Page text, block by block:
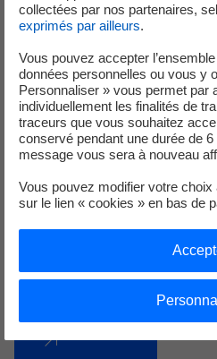
Prochaine
Le mix de fourniture 2025 sera
septembre/octobre 2026.
Open Data
Vous pouvez télécharger ces
historique plus profond sur le
Accédez au site
nouvel onglet
collectées par nos partenaires,
exprimés par ailleurs.
Vous pouvez accepter
données personnelles ou vous y
Personnaliser » vous permet par
individuellement les finalités de
traceurs que vous souhaitez
conservé pendant une durée de
message vous sera à nouveau
Vous pouvez modifier votre
sur le lien « cookies » en bas de